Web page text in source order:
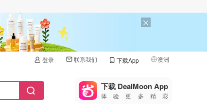
登录 联系我们 下载App 澳洲
🇺🇸
🇨🇳 中国
下载 DealMoon App
体验更多精彩